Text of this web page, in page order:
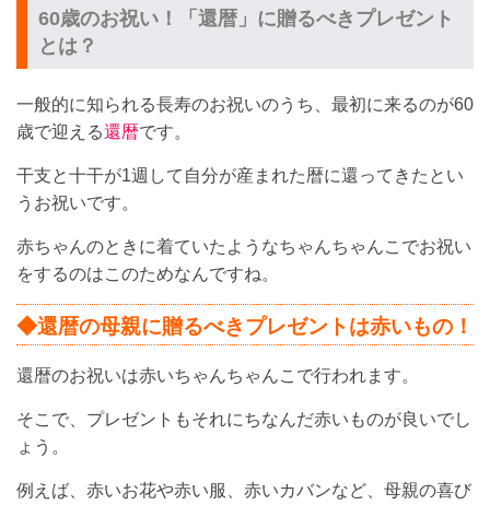
60歳のお祝い！「還暦」に贈るべきプレゼント
とは？
一般的に知られる長寿のお祝いのうち、最初に来るのが60
歳で迎える還暦です。
干支と十干が1週して自分が産まれた暦に還ってきたとい
うお祝いです。
赤ちゃんのときに着ていたようなちゃんちゃんこでお祝い
をするのはこのためなんですね。
◆還暦の母親に贈るべきプレゼントは赤いもの！
還暦のお祝いは赤いちゃんちゃんこで行われます。
そこで、プレゼントもそれにちなんだ赤いものが良いでし
ょう。
例えば、赤いお花や赤い服、赤いカバンなど、母親の喜び